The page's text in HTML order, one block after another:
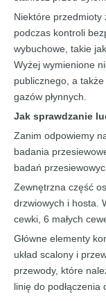
Niektóre
podczas kontroli
wybuchowe, takie
Wyżej wymienione
publicznego, a
gazów płynnych.
Jak sprawdzanie
Zanim odpowiemy
badania
badań
Zewnętrzna część
drzwiowych i hosta.
cewki, 6 małych
Główne elementy
układ scalony i
przewody, które
linię do podłączenia